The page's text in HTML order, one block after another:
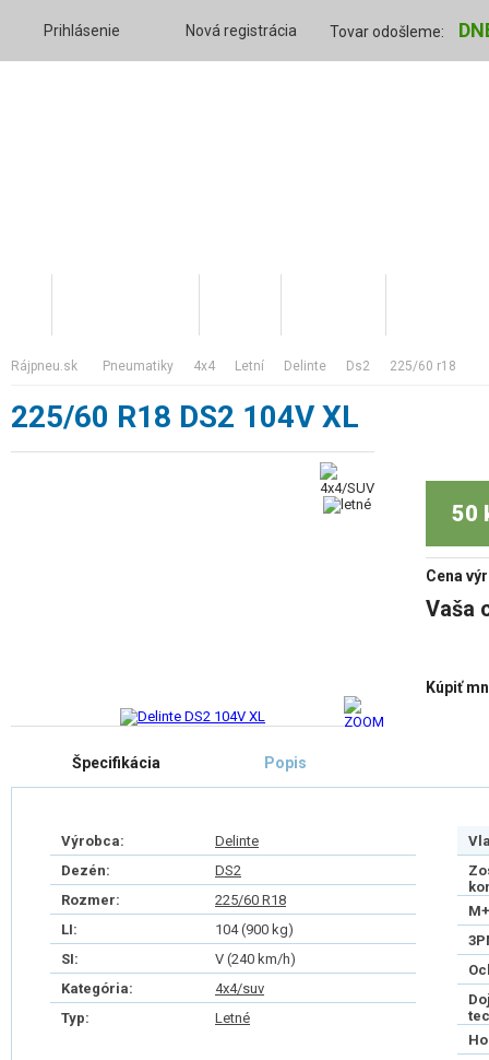
Prihlásenie Nová registrácia Tovar odošleme:
rájpneu.sk pneumatiky 4x4 letní delinte ds2 225/60 r18
225/60 R18 DS2 104V XL
50
Cena
Vaša
Kúpiť
Špecifikácia Popis
Výrobca:
Delinte
Dezén:
DS2
Rozmer:
225/60 R18
LI:
104 (900 kg)
SI:
V (240 km/h)
Kategória:
4x4/suv
Typ:
Letné